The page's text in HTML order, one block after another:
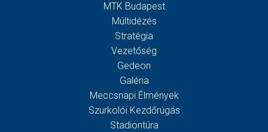
MTK Budapest
Múltidézés
Stratégia
Vezetőség
Gedeon
Galéria
Meccsnapi Élmények
Szurkolói Kezdőrúgás
Stadiontúra